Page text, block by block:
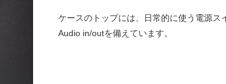
ケースのトップには、日常的に使う電源ス
Audio in/outを備えています。